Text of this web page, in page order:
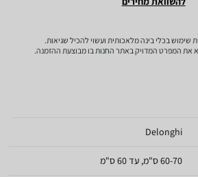
שימוש בכלי בינה מלאכותית ועשוי להכיל שגיאות.
את המפרט המדויק באתר החנות בו מבוצעת ההזמנה.
Delonghi
60-70 ס"מ, עד 60 ס"מ